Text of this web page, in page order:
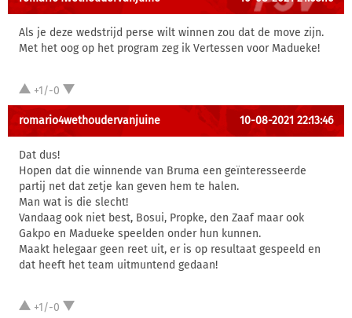
Als je deze wedstrijd perse wilt winnen zou dat de move zijn.
Met het oog op het program zeg ik Vertessen voor Madueke!
+1/-0
romario4wethoudervanjuine 10-08-2021 22:13:46
Dat dus!
Hopen dat die winnende van Bruma een geïnteresseerde
partij net dat zetje kan geven hem te halen.
Man wat is die slecht!
Vandaag ook niet best, Bosui, Propke, den Zaaf maar ook
Gakpo en Madueke speelden onder hun kunnen.
Maakt helegaar geen reet uit, er is op resultaat gespeeld en
dat heeft het team uitmuntend gedaan!
+1/-0